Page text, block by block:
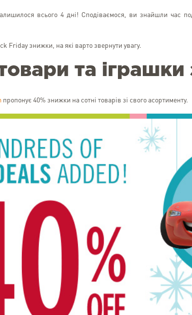
всього 4 дні! Сподіваємося, ви знайшли час
Friday знижки, на які варто звернути увагу.
та
пропонує 40% знижки на сотні товарів зі свого асортименту.